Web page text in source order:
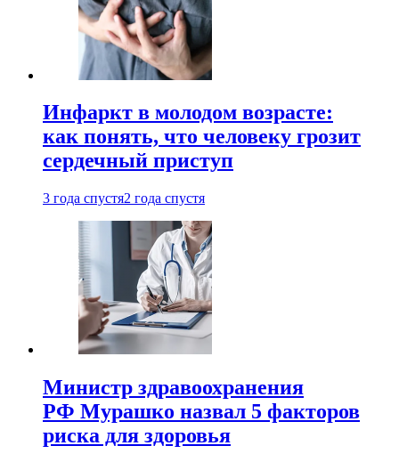
Инфаркт в молодом возрасте:
как понять, что человеку грозит
сердечный приступ
3 года спустя2 года спустя
Министр здравоохранения
РФ Мурашко назвал 5 факторов
риска для здоровья